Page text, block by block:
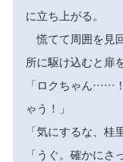
に立ち上がる。
慌てて周囲を見
所に駆け込むと扉
「ロクちゃん……
ゃう！」
「気にするな、桂
「うぐ。確かに